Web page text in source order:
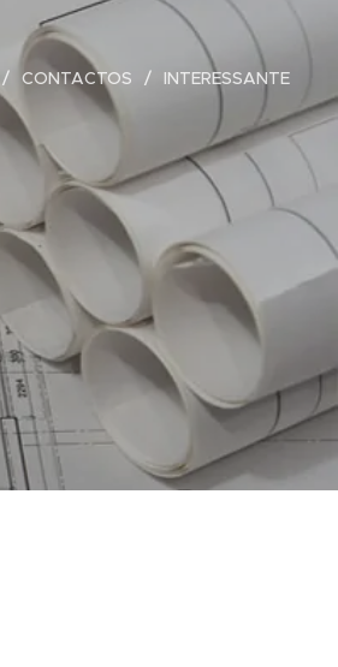
CONTACTOS INTERESSANTE